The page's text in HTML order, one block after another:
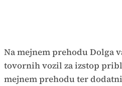
Na mejnem prehodu Dolga
tovornih vozil za izstop
mejnem prehodu ter